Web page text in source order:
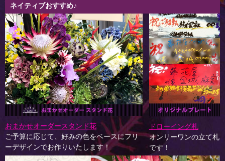
ネイティブおすすめ♪
おまかせオーダースタンド花
ご予算に応じて、好みの色をベースにフリ
ーデザインでお作りいたします！
ドローイング札
オンリーワンの立て札
です！